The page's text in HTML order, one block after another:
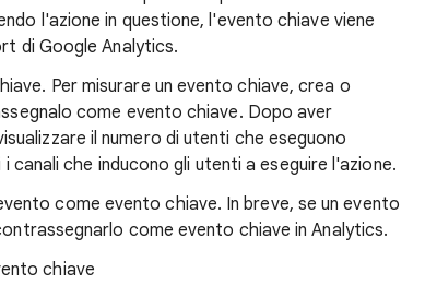
l'azione in questione, l'evento chiave viene
di Google Analytics.
Per misurare un evento chiave, crea o
come evento chiave. Dopo aver
il numero di utenti che eseguono
canali che inducono gli utenti a eseguire l'azione.
come evento chiave. In breve, se un evento
come evento chiave in Analytics.
chiave